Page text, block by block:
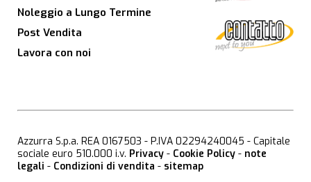
Noleggio a Lungo Termine
Post Vendita
Lavora con noi
Azzurra S.p.a. REA 0167503 - P.IVA 02294240045 - Capitale
sociale euro 510.000 i.v. Privacy - Cookie Policy - note
legali - Condizioni di vendita - sitemap